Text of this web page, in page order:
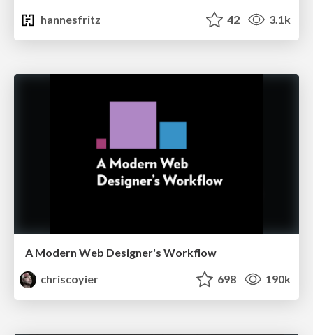
hannesfritz
42 3.1k
A Modern Web Designer's Workflow
chriscoyier
698 190k